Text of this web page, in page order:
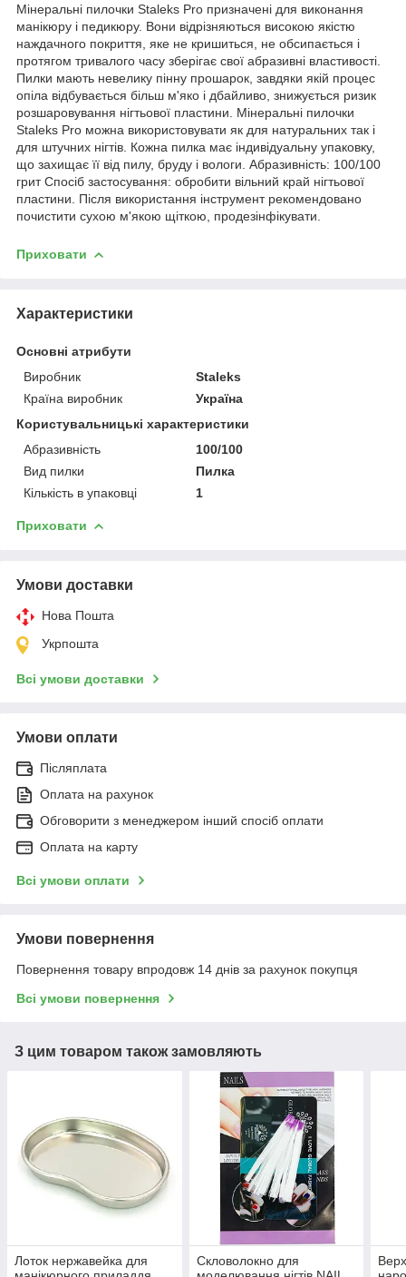
Мінеральні пилочки Staleks Pro призначені для виконання
манікюру і педикюру. Вони відрізняються високою якістю
наждачного покриття, яке не кришиться, не обсипається і
протягом тривалого часу зберігає свої абразивні властивості.
Пилки мають невелику пінну прошарок, завдяки якій процес
опіла відбувається більш м'яко і дбайливо, знижується ризик
розшаровування нігтьової пластини. Мінеральні пилочки
Staleks Pro можна використовувати як для натуральних так і
для штучних нігтів. Кожна пилка має індивідуальну упаковку,
що захищає її від пилу, бруду і вологи. Абразивність: 100/100
грит Спосіб застосування: обробити вільний край нігтьової
пластини. Після використання інструмент рекомендовано
почистити сухою м'якою щіткою, продезінфікувати.
Приховати
Характеристики
Основні атрибути
Виробник
Staleks
Країна виробник
Україна
Користувальницькі характеристики
Абразивність
100/100
Вид пилки
Пилка
Кількість в упаковці
1
Приховати
Умови доставки
Нова Пошта
Укрпошта
Всі умови доставки
Умови оплати
Післяплата
Оплата на рахунок
Обговорити з менеджером інший спосіб оплати
Оплата на карту
Всі умови оплати
Умови повернення
Повернення товару впродовж 14 днів за рахунок покупця
Всі умови повернення
З цим товаром також замовляють
Лоток нержавейка для
Скловолокно для